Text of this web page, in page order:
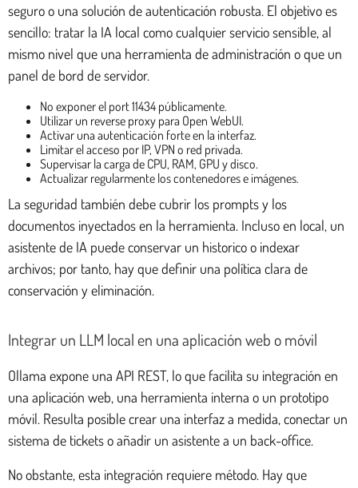
seguro o una solución de autenticación robusta. El objetivo es
sencillo: tratar la IA local como cualquier servicio sensible, al
mismo nivel que una herramienta de administración o que un
panel de bord de servidor.
No exponer el port 11434 públicamente.
Utilizar un reverse proxy para Open WebUI.
Activar una autenticación forte en la interfaz.
Limitar el acceso por IP, VPN o red privada.
Supervisar la carga de CPU, RAM, GPU y disco.
Actualizar regularmente los contenedores e imágenes.
La seguridad también debe cubrir los prompts y los
documentos inyectados en la herramienta. Incluso en local, un
asistente de IA puede conservar un historico o indexar
archivos; por tanto, hay que definir una política clara de
conservación y eliminación.
Integrar un LLM local en una aplicación web o móvil
Ollama expone una API REST, lo que facilita su integración en
una aplicación web, una herramienta interna o un prototipo
móvil. Resulta posible crear una interfaz a medida, conectar un
sistema de tickets o añadir un asistente a un back-office.
No obstante, esta integración requiere método. Hay que